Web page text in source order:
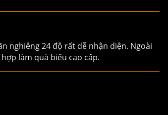
nghiêng 24 độ rất dễ nhận diện. Ngoài
làm quà biếu cao cấp.